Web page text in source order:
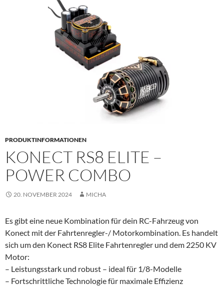
PRODUKTINFORMATIONEN
KONECT RS8 ELITE –
POWER COMBO
20. NOVEMBER 2024 MICHA
Es gibt eine neue Kombination für dein RC-Fahrzeugvon
Konect mit der Fahrtenregler-/ Motorkombination. Es handelt
sich um den Konect RS8 Elite Fahrtenregler und dem 2250 KV
Motor:
– Leistungsstark und robust – ideal für 1/8-Modelle
– Fortschrittliche Technologie für maximale Effizienz